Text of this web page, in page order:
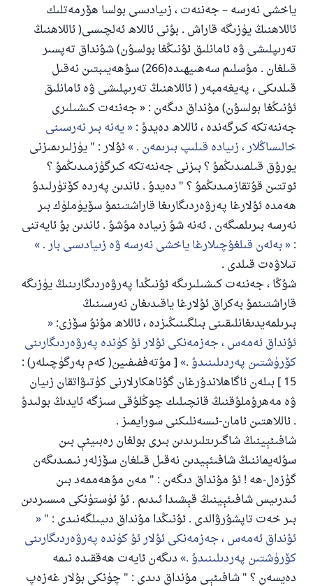
ياخشى نەرسە – جەننەت ، زىيادىسى بولسا ھۆرمەتلىك
ئاللاھنىڭ يۈزىگە قاراش . بۇنى ئاللاھ ئەلچىسى( ئاللاھنىڭ
تەرىپلىشى ۋە ئامانلىق ئۇنىڭغا بولسۇن) شۇنداق تەپسىر
قىلغان . مۇسلىم سەھىيھىدە(266) سۇھەيىبتىن نەقىل
قىلدىكى ، پەيغەمبەر ( ئاللاھنىڭ تەرىپلىشى ۋە ئامانلىق
ئۇنىڭغا بولسۇن) مۇنداق دىگەن : « جەننەت كىشىلىرى
جەننەتكە كىرگەندە ، ئاللاھ دەيدۇ : يەنە بىر نەرسىنى
خالىساڭلار ، زىيادە قىلىپ بىرىمەن . ئۇلار : " يۈزلىرىمىزنى
يورۇق قىلمىدىڭمۇ ؟ بىزنى جەننەتكە كىرگۈزمىدىڭمۇ ؟
ئوتتىن قۇتقازمىدىڭمۇ ؟ " دەيدۇ . ئاندىن پەردە كۆتۈرلىدۇ
ھەمدە ئۇلارغا پەرۋەردىگارىغا قاراشتىنمۇ سۆيۈملۈك بىر
نەرسە بىرىلمىگەن . ئەنە شۇ زىيادە مۇشۇ . ئاندىن بۇ ئايەتنى
: بەلەن قىلغۇچىلارغا ياخشى نەرسە ۋە زىيادىسى بار .
تىلاۋەت قىلدى .
شۇڭا ، جەننەت كىشىلىرىگە ئۇنىڭدا پەرۋەردىگارىنىڭ يۈزىگە
قاراشتىنمۇ بەكراق ئۇلارغا ياقىدىغان نەرسىنىڭ
بىرىلمەيدىغانلىقىنى بىلگىنىڭىزدە ، ئاللاھ مۇنۇ سۆزى:
ئۇنداق ئەمەس ، جەزمەنكى ئۇلار ئۇ كۈندە پەرۋەردىگارىنى
كۆرۈشتىن پەردىلىنىدۇ . [ مۇتەففىفىين( كەم بەرگۈچىلەر) :
15 ] بىلەن ئاگاھلاندۇرغان گۇناھكارلارنى كۈتىۋاتقان زىيان
ۋە مەھرۇملۇقنىڭ قانچىلىك چوڭلۇقى سىزگە ئايدىڭ بولىدۇ
. ئاللاھتىن ئامان-ئىسەنلىكنى سورايمىز .
شافىئېينىڭ شاگىرىتلىرىدىن بىرى بولغان رەبىيئې بىن
سۇلەيماننىڭ شافىئېيدىن نەقىل قىلغان سۆزلەر نىمىدىگەن
گۈزەل-ھە ! ئۇ مۇنداق دىگەن : " مەن مۇھەممەد بىن
ئىدرىيس شافىئېينىڭ قېشىدا ئىدىم . ئۇ ئۈستۈنكى مىسىردىن
بىر خەت تاپشۇرۋالدى . ئۇنىڭدا مۇنداق دىيىلگەنىدى : "
ئۇنداق ئەمەس ، جەزمەنكى ئۇلار ئۇ كۈندە پەرۋەردىگارىنى
كۆرۈشتىن پەردىلىنىدۇ . دىگەن ئايەت ھەققىدە نىمە
دەيسەن ؟ " شافىئېي مۇنداق دىدى : " چۈنكى بۇلار غەزەپ
110845 - نومۇرلۇق سوئالنىڭ جاۋابى
ئائىلىنى ساقلاپ قالدى
ئۇممەتكە جاۋاپ بېرىشىمىزگە ياردەم قىلىڭ